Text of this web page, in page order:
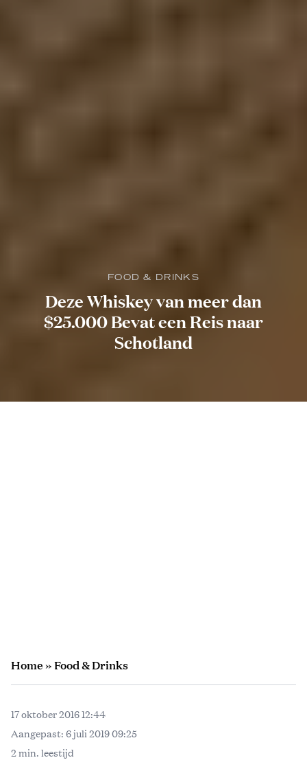
FOOD & DRINKS
Deze Whiskey van meer dan
$25.000 Bevat een Reis naar
Schotland
Home»Food & Drinks
17 oktober 2016 12:44
Aangepast: 6 juli 2019 09:25
2 min. leestijd